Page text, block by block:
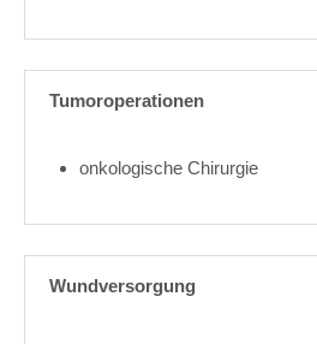
Tumoroperationen
onkologische Chirurgie
Wundversorgung